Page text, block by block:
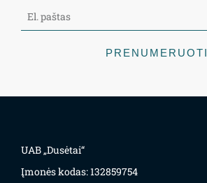
PRENUMERUOTI
UAB „Dusėtai“
Įmonės kodas: 132859754